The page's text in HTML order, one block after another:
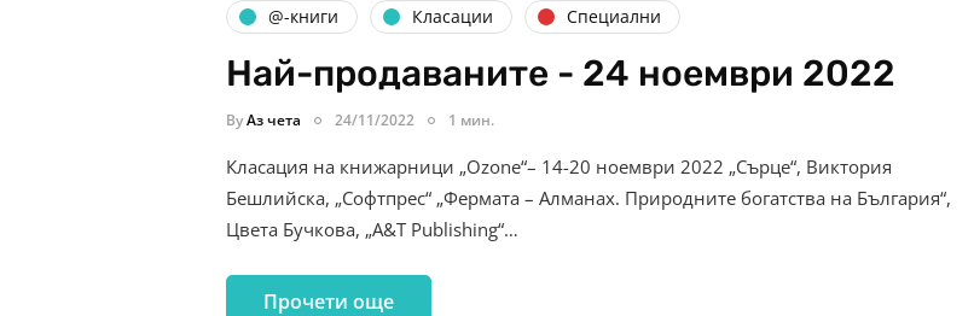
@-книги Класации Специални
Най-продаваните - 24 ноември 2022
ByАз чета 24/11/2022 1 мин.
Класация на книжарници „Ozone“– 14-20 ноември 2022 „Сърце“, Виктория
Бешлийска, „Софтпрес“ „Фермата – Алманах. Природните богатства на България“,
Цвета Бучкова, „A&T Publishing“…
Прочети още